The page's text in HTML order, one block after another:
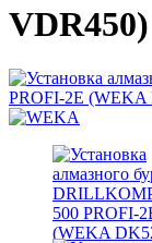
VDR450)